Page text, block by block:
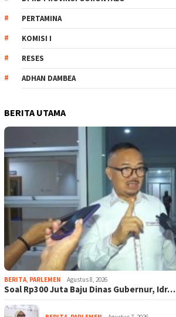
PERTAMINA
KOMISI I
RESES
ADHAN DAMBEA
BERITA UTAMA
BERITA PARLEMEN Agustus 8, 2026
Soal Rp300 Juta Baju Dinas Gubernur, Idr…